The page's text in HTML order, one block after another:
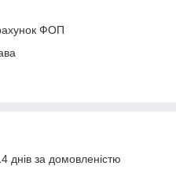
ФОП
днів за домовленістю